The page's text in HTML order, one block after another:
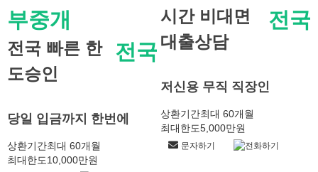
부중개
전국
전국 빠른 한
도승인
당일 입금까지 한번에
상환기간최대 60개월
최대한도10,000만원
전국
시간 비대면
대출상담
저신용 무직 직장인
상환기간최대 60개월
최대한도5,000만원
문자하기 전화하기